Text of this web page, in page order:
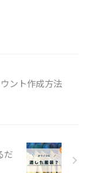
ント作成方法
だ